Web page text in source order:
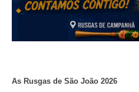
VENDA AMBULANTE
EMPREGO (GIP)
APOIO AOS DESEMPREGADOS
As Rusgas de São João 2026